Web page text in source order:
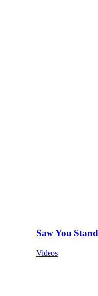
Saw You Stand
Videos